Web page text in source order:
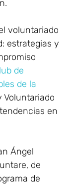
voluntariado
estrategias y
de
de la
Voluntariado
en
Ángel
de
de